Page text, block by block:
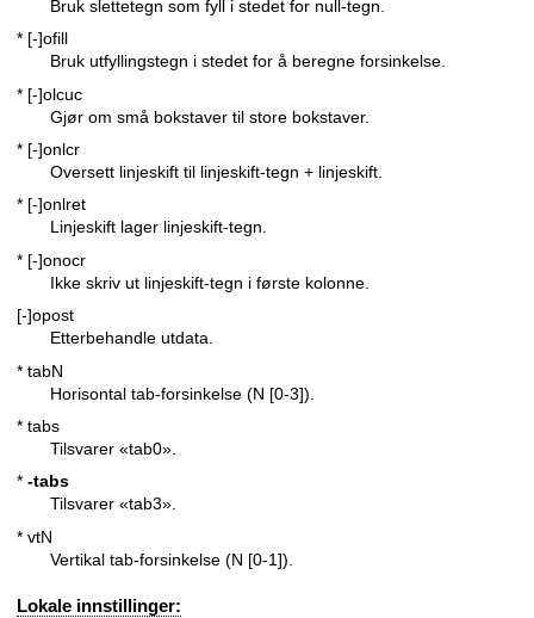
Bruk slettetegn som fyll i stedet for null-tegn.
* [-]ofill
Bruk utfyllingstegn i stedet for å beregne forsinkelse.
* [-]olcuc
Gjør om små bokstaver til store bokstaver.
* [-]onlcr
Oversett linjeskift til linjeskift-tegn + linjeskift.
* [-]onlret
Linjeskift lager linjeskift-tegn.
* [-]onocr
Ikke skriv ut linjeskift-tegn i første kolonne.
[-]opost
Etterbehandle utdata.
* tabN
Horisontal tab-forsinkelse (N [0-3]).
* tabs
Tilsvarer «tab0».
* -tabs
Tilsvarer «tab3».
* vtN
Vertikal tab-forsinkelse (N [0-1]).
Lokale innstillinger: